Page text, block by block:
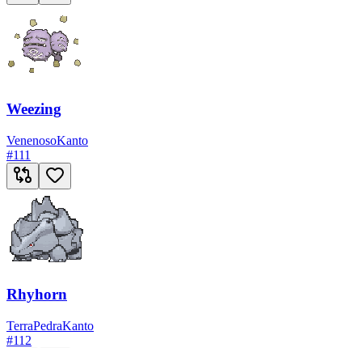
Weezing
VenenosoKanto
#111
Rhyhorn
TerraPedraKanto
#112